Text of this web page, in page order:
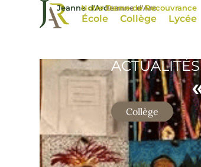
École
Jeanne d'Arc
Collège
Jeanne d'Arc
Lycée
Notre Dame de Recouvrance
ACTUALITÉS
Collège